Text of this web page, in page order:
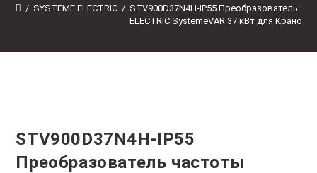
/ SYSTEME ELECTRIC / STV900D37N4H-IP55 Преобразователь
ELECTRIC SystemeVAR 37 кВт для
STV900D37N4H-IP55
Преобразователь частоты